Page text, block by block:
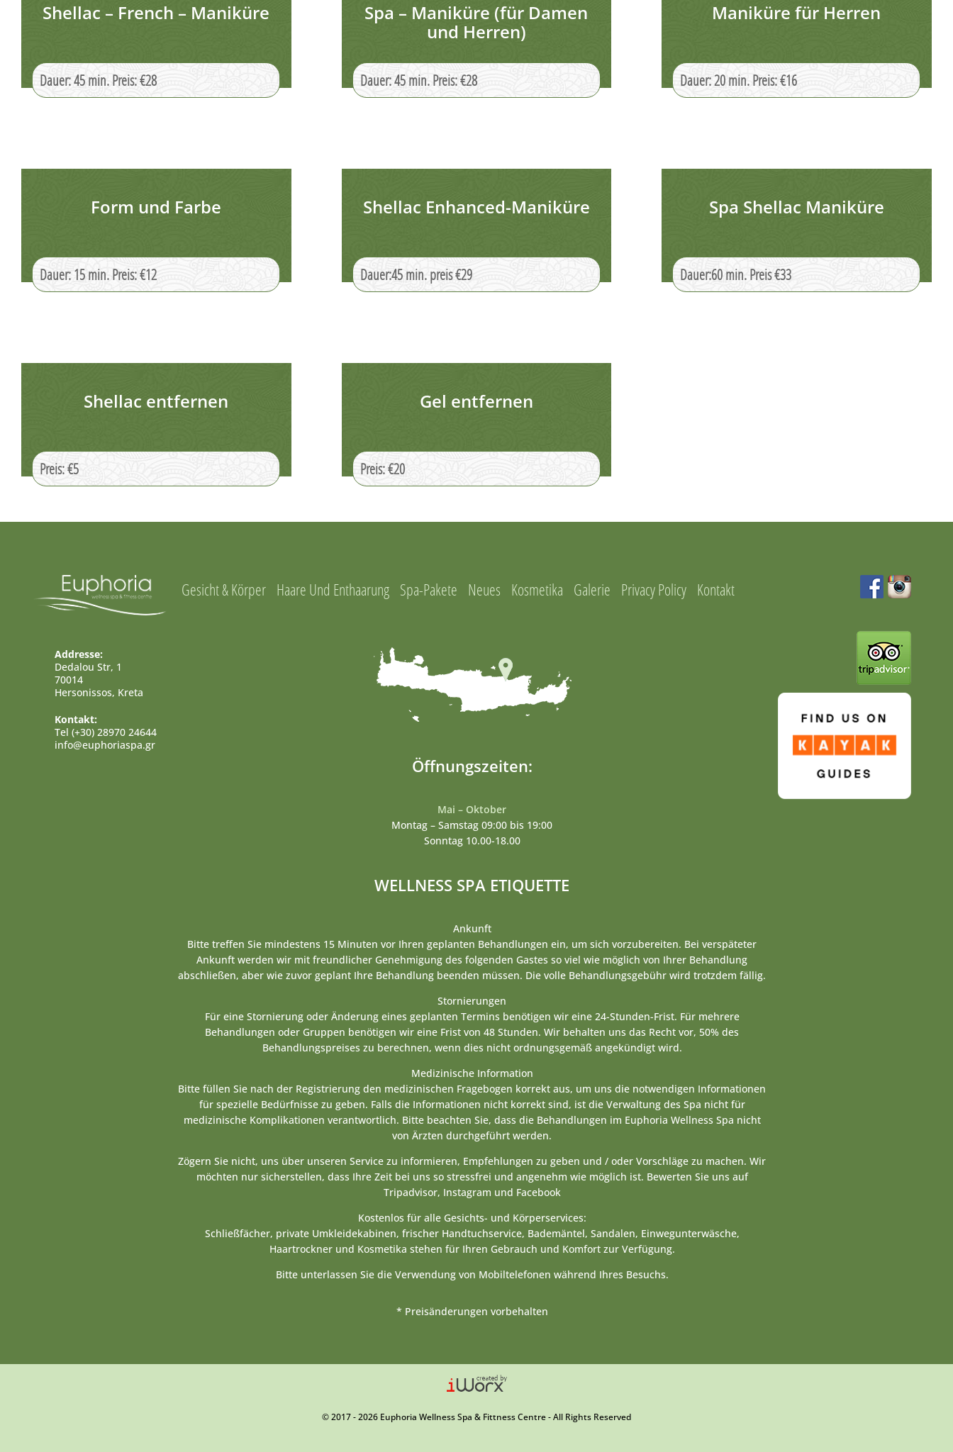
Shellac – French – Maniküre
Dauer: 45 min. Preis: €28
Spa – Maniküre (für Damen
und Herren)
Dauer: 45 min. Preis: €28
Maniküre für Herren
Dauer: 20 min. Preis: €16
Form und Farbe
Dauer: 15 min. Preis: €12
Shellac Enhanced-Maniküre
Dauer:45 min. preis €29
Spa Shellac Maniküre
Dauer:60 min. Preis €33
Shellac entfernen
Preis: €5
Gel entfernen
Preis: €20
Addresse:
Dedalou Str, 1
70014
Hersonissos, Kreta
Kontakt:
Tel (+30) 28970 24644
info@euphoriaspa.gr
Gesicht & Körper Haare Und Enthaarung Spa-Pakete Neues Kosmetika Galerie Privacy Policy Kontakt
Öffnungszeiten:
Mai – Oktober
Montag – Samstag 09:00 bis 19:00
Sonntag 10.00-18.00
WELLNESS SPA ETIQUETTE
Ankunft
Bitte treffen Sie mindestens 15 Minuten vor Ihren geplanten Behandlungen ein, um sich vorzubereiten. Bei verspäteter
Ankunft werden wir mit freundlicher Genehmigung des folgenden Gastes so viel wie möglich von Ihrer Behandlung
abschließen, aber wie zuvor geplant Ihre Behandlung beenden müssen. Die volle Behandlungsgebühr wird trotzdem fällig.
Stornierungen
Für eine Stornierung oder Änderung eines geplanten Termins benötigen wir eine 24-Stunden-Frist. Für mehrere
Behandlungen oder Gruppen benötigen wir eine Frist von 48 Stunden. Wir behalten uns das Recht vor, 50% des
Behandlungspreises zu berechnen, wenn dies nicht ordnungsgemäß angekündigt wird.
Medizinische Information
Bitte füllen Sie nach der Registrierung den medizinischen Fragebogen korrekt aus, um uns die notwendigen Informationen
für spezielle Bedürfnisse zu geben. Falls die Informationen nicht korrekt sind, ist die Verwaltung des Spa nicht für
medizinische Komplikationen verantwortlich. Bitte beachten Sie, dass die Behandlungen im Euphoria Wellness Spa nicht
von Ärzten durchgeführt werden.
Zögern Sie nicht, uns über unseren Service zu informieren, Empfehlungen zu geben und / oder Vorschläge zu machen. Wir
möchten nur sicherstellen, dass Ihre Zeit bei uns so stressfrei und angenehm wie möglich ist. Bewerten Sie uns auf
Tripadvisor, Instagram und Facebook
Kostenlos für alle Gesichts- und Körperservices:
Schließfächer, private Umkleidekabinen, frischer Handtuchservice, Bademäntel, Sandalen, Einwegunterwäsche,
Haartrockner und Kosmetika stehen für Ihren Gebrauch und Komfort zur Verfügung.
Bitte unterlassen Sie die Verwendung von Mobiltelefonen während Ihres Besuchs.
* Preisänderungen vorbehalten
© 2017 - 2026 Euphoria Wellness Spa & Fittness Centre - All Rights Reserved